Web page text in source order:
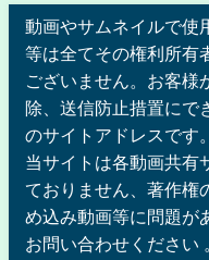
動画やサムネイルで使
等は全てその権利所有
ございません。お客様
除、送信防止措置にで
のサイトアドレスです
当サイトは各動画共有
ておりません、著作権
め込み動画等に問題が
お問い合わせください